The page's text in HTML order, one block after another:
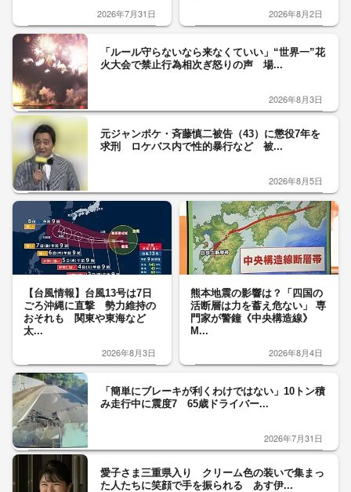
2026年7月31日 2026年8月2日
「ルール守らないなら来なくていい」“世界一”花
火大会で禁止行為相次ぎ怒りの声 場...
2026年8月3日
元ジャンポケ・斉藤慎二被告（43）に懲役7年を
求刑 ロケバス内で性的暴行など 被...
2026年8月5日
【台風情報】台風13号は7日
ごろ沖縄に直撃 勢力維持の
おそれも 関東や東海など
太...
2026年8月3日
熊本地震の影響は？「四国の
活断層は力を蓄え危ない」 専
門家が警鐘《中央構造線》
M...
2026年8月4日
「簡単にブレーキが利くわけではない」10トン積
み走行中に震度7 65歳ドライバー...
2026年7月31日
愛子さま三重県入り クリーム色の装いで集まっ
た人たちに笑顔で手を振られる あす伊...